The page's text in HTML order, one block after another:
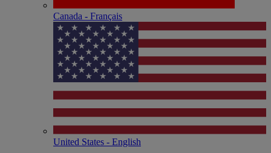
Canada - Français
United States - English